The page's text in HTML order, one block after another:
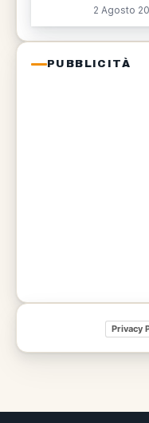
2 Agosto
PUBBLICITÀ
Privacy